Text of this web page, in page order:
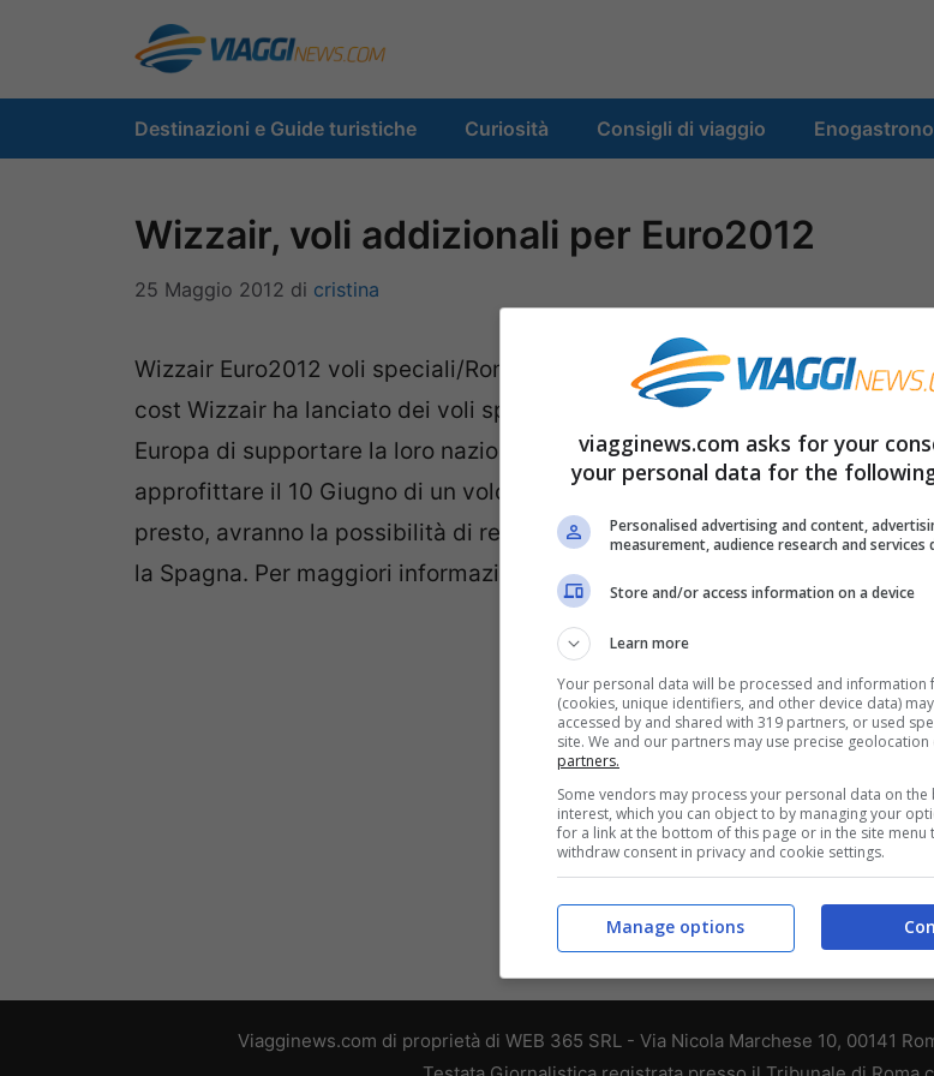
contenuto
Destinazioni e Guide turistiche Curiosità Consigli di viaggio
Wizzair, voli addizionali per Euro2012
25 Maggio 2012 di cristina
Wizzair Euro2012 voli speciali/Roma-In occasione di Euro2012, la
cost Wizzair ha lanciato dei voli speciali che permetteranno ai tifosi di tutta
Europa di supportare la loro nazionale. I tifosi italiani, per esempio,
approfittare il 10 Giugno di un volo speciale per Danzica e, partendo al
presto, avranno la possibilità di recarsi allo stadio per sostenere gli
la Spagna. Per maggiori informazioni sui voli Wizzair, clicca qui.
Viagginews.com di proprietà di WEB 365 SRL - Via Nicola Marchese 10, 00141
viagginews.com asks for your
your personal data for the
Personalised advertising and content,
measurement, audience research and services
Store and/or access information on a device
Learn more
Your personal data will be processed and information
(cookies, unique identifiers, and other device data)
accessed by and shared with 319 partners, or used
site. We and our partners may use precise geolocation
partners.
Some vendors may process your personal data on the
interest, which you can object to by managing your
for a link at the bottom of this page or in the site menu
withdraw consent in privacy and cookie settings.
Manage options